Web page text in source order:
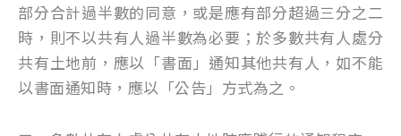
部分合計過半數的同意，或是應有部分超過三分之二
時，則不以共有人過半數為必要；於多數共有人處分
共有土地前，應以「書面」通知其他共有人，如不能
以書面通知時，應以「公告」方式為之。